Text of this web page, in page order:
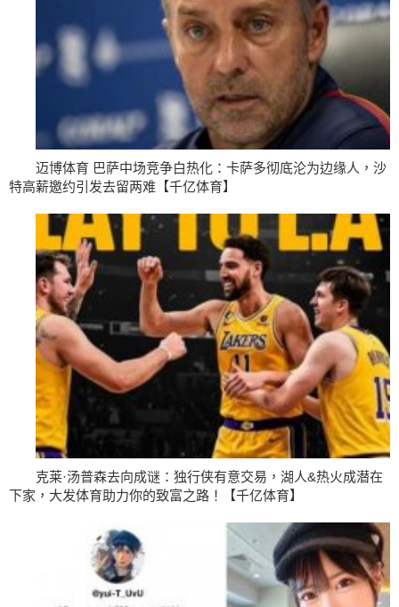
迈博体育 巴萨中场竞争白热化：卡萨多彻底沦为边缘人，沙
特高薪邀约引发去留两难【千亿体育】
克莱·汤普森去向成谜：独行侠有意交易，湖人&热火成潜在
下家，大发体育助力你的致富之路！【千亿体育】